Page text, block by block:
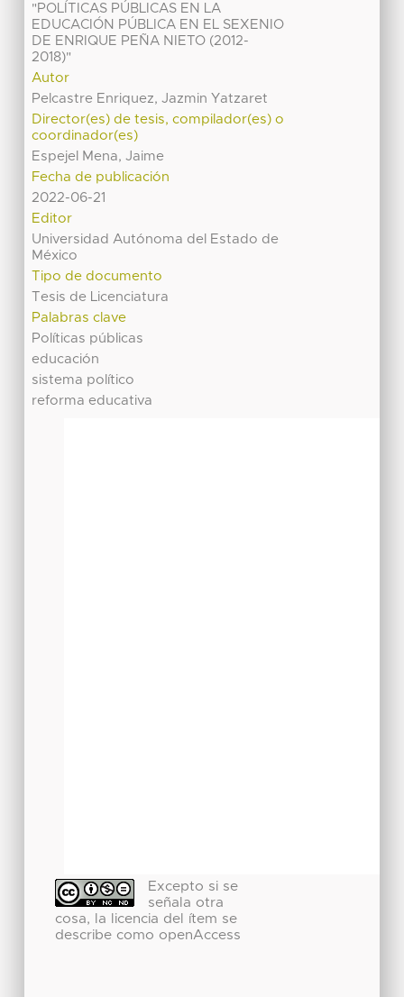
"POLÍTICAS PÚBLICAS EN LA
EDUCACIÓN PÚBLICA EN EL SEXENIO
DE ENRIQUE PEÑA NIETO (2012-
2018)"
Autor
Pelcastre Enriquez, Jazmin Yatzaret
Director(es) de tesis, compilador(es) o
coordinador(es)
Espejel Mena, Jaime
Fecha de publicación
2022-06-21
Editor
Universidad Autónoma del Estado de
México
Tipo de documento
Tesis de Licenciatura
Palabras clave
Políticas públicas
educación
sistema político
reforma educativa
Excepto si se
señala otra
cosa, la licencia del ítem se
describe como openAccess